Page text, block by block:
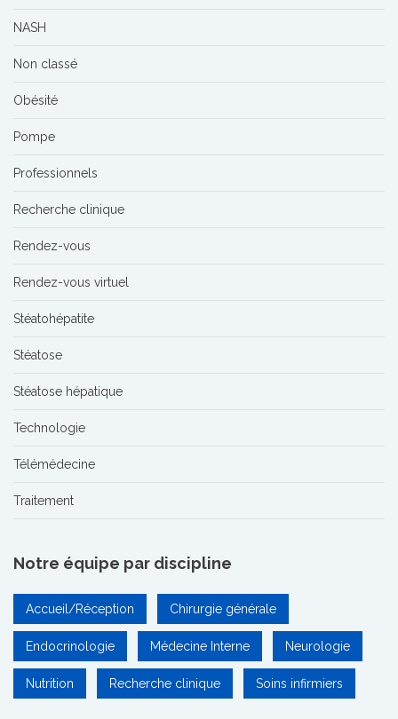
NASH
Non classé
Obésité
Pompe
Professionnels
Recherche clinique
Rendez-vous
Rendez-vous virtuel
Stéatohépatite
Stéatose
Stéatose hépatique
Technologie
Télémédecine
Traitement
Notre équipe par discipline
Accueil/Réception Chirurgie générale
Endocrinologie Médecine Interne Neurologie
Nutrition Recherche clinique Soins infirmiers